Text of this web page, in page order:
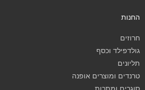
החנות
חרוזים
גולדפילד וכסף
תליונים
טרנדים ומוצרים אופנה